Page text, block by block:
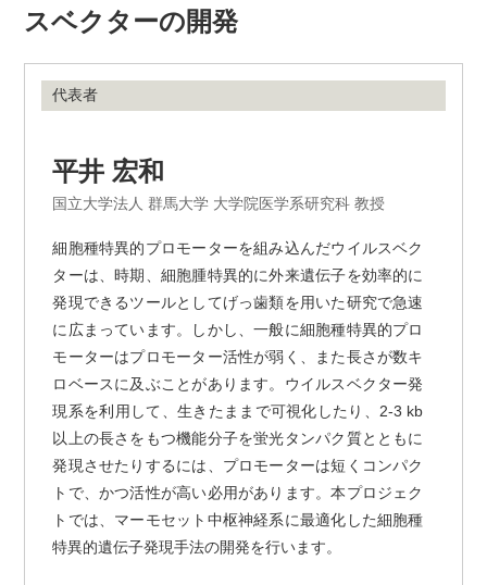
スベクターの開発
代表者
平井 宏和
国立大学法人 群馬大学 大学院医学系研究科 教授
細胞種特異的プロモーターを組み込んだウイルスベク
ターは、時期、細胞腫特異的に外来遺伝子を効率的に
発現できるツールとしてげっ歯類を用いた研究で急速
に広まっています。しかし、一般に細胞種特異的プロ
モーターはプロモーター活性が弱く、また長さが数キ
ロベースに及ぶことがあります。ウイルスベクター発
現系を利用して、生きたままで可視化したり、2-3 kb
以上の長さをもつ機能分子を蛍光タンパク質とともに
発現させたりするには、プロモーターは短くコンパク
トで、かつ活性が高い必用があります。本プロジェク
トでは、マーモセット中枢神経系に最適化した細胞種
特異的遺伝子発現手法の開発を行います。